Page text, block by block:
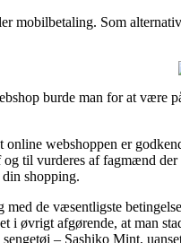
mobilbetaling. Som
burde man for at være
webshoppen er
til vurderes af fagmænd
shopping.
med de væsentligste
i øvrigt afgørende, at man
– Sashiko Mint,